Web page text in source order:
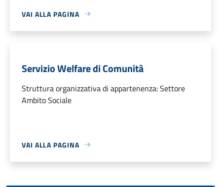
VAI ALLA PAGINA
Servizio Welfare di Comunità
Struttura organizzativa di appartenenza: Settore
Ambito Sociale
VAI ALLA PAGINA